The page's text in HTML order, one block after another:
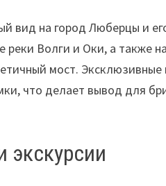
вид на город Люберцы и
Волги и Оки, а также
мост.
что делает вывод для
экскурсии